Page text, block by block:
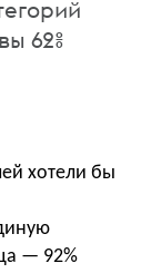
62%
хотели бы
— 92%